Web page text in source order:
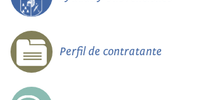
Perfil de contratante